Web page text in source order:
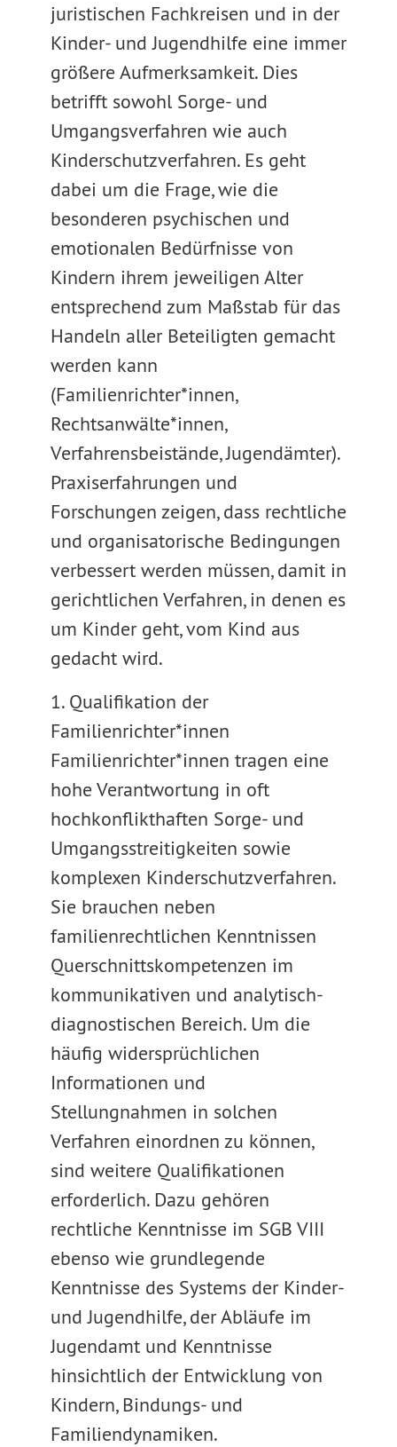
juristischen Fachkreisen und in der
Kinder- und Jugendhilfe eine immer
größere Aufmerksamkeit. Dies
betrifft sowohl Sorge- und
Umgangsverfahren wie auch
Kinderschutzverfahren. Es geht
dabei um die Frage, wie die
besonderen psychischen und
emotionalen Bedürfnisse von
Kindern ihrem jeweiligen Alter
entsprechend zum Maßstab für das
Handeln aller Beteiligten gemacht
werden kann
(Familienrichter*innen,
Rechtsanwälte*innen,
Verfahrensbeistände, Jugendämter).
Praxiserfahrungen und
Forschungen zeigen, dass rechtliche
und organisatorische Bedingungen
verbessert werden müssen, damit in
gerichtlichen Verfahren, in denen es
um Kinder geht, vom Kind aus
gedacht wird.
1. Qualifikation der
Familienrichter*innen
Familienrichter*innen tragen eine
hohe Verantwortung in oft
hochkonflikthaften Sorge- und
Umgangsstreitigkeiten sowie
komplexen Kinderschutzverfahren.
Sie brauchen neben
familienrechtlichen Kenntnissen
Querschnittskompetenzen im
kommunikativen und analytisch-
diagnostischen Bereich. Um die
häufig widersprüchlichen
Informationen und
Stellungnahmen in solchen
Verfahren einordnen zu können,
sind weitere Qualifikationen
erforderlich. Dazu gehören
rechtliche Kenntnisse im SGB VIII
ebenso wie grundlegende
Kenntnisse des Systems der Kinder-
und Jugendhilfe, der Abläufe im
Jugendamt und Kenntnisse
hinsichtlich der Entwicklung von
Kindern, Bindungs- und
Familiendynamiken.